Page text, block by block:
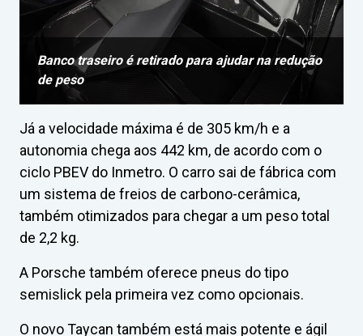
Banco traseiro é retirado para ajudar na redução
de peso
Já a velocidade máxima é de 305 km/h e a
autonomia chega aos 442 km, de acordo com o
ciclo PBEV do Inmetro. O carro sai de fábrica com
um sistema de freios de carbono-cerâmica,
também otimizados para chegar a um peso total
de 2,2 kg.
A Porsche também oferece pneus do tipo
semislick pela primeira vez como opcionais.
O novo Taycan também está mais potente e ágil